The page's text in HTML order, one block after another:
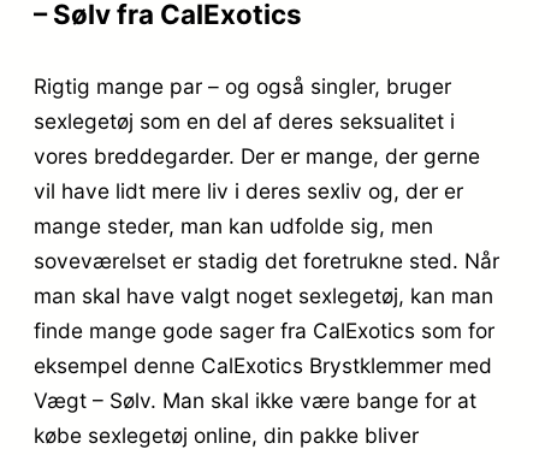
– Sølv fra CalExotics
Rigtig mange par – og også singler, bruger
sexlegetøj som en del af deres seksualitet i
vores breddegarder. Der er mange, der gerne
vil have lidt mere liv i deres sexliv og, der er
mange steder, man kan udfolde sig, men
soveværelset er stadig det foretrukne sted. Når
man skal have valgt noget sexlegetøj, kan man
finde mange gode sager fra CalExotics som for
eksempel denne CalExotics Brystklemmer med
Vægt – Sølv. Man skal ikke være bange for at
købe sexlegetøj online, din pakke bliver